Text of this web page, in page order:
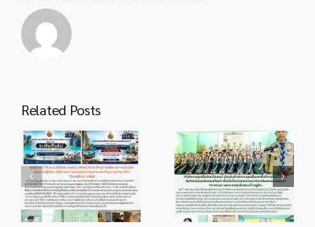
Related Posts
info 4-1 info 28-1